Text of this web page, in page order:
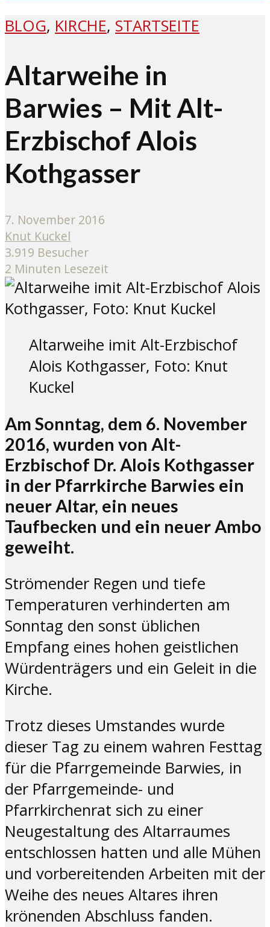
BLOG, KIRCHE, STARTSEITE
Altarweihe in
Barwies – Mit Alt-
Erzbischof Alois
Kothgasser
7. November 2016
Knut Kuckel
3.919 Besucher
2 Minuten Lesezeit
Altarweihe imit Alt-Erzbischof
Alois Kothgasser, Foto: Knut
Kuckel
Am Sonntag, dem 6. November
2016, wurden von Alt-
Erzbischof Dr. Alois Kothgasser
in der Pfarrkirche Barwies ein
neuer Altar, ein neues
Taufbecken und ein neuer Ambo
geweiht.
Strömender Regen und tiefe
Temperaturen verhinderten am
Sonntag den sonst üblichen
Empfang eines hohen geistlichen
Würdenträgers und ein Geleit in die
Kirche.
Trotz dieses Umstandes wurde
dieser Tag zu einem wahren Festtag
für die Pfarrgemeinde Barwies, in
der Pfarrgemeinde- und
Pfarrkirchenrat sich zu einer
Neugestaltung des Altarraumes
entschlossen hatten und alle Mühen
und vorbereitenden Arbeiten mit der
Weihe des neues Altares ihren
krönenden Abschluss fanden.